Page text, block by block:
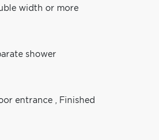
width or more
shower
entrance , Finished